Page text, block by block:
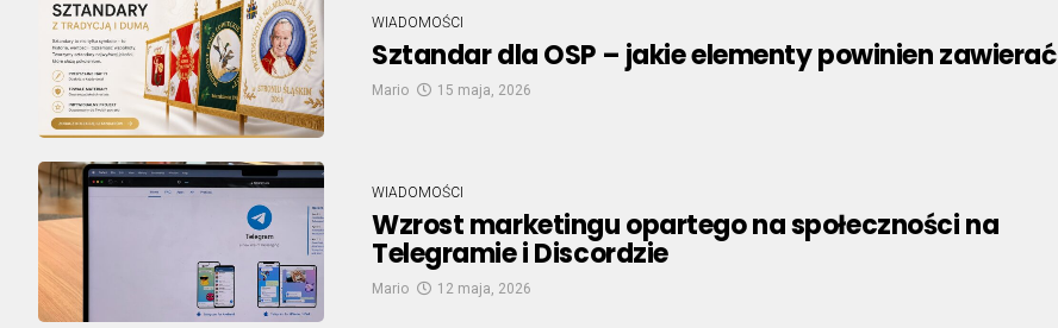
WIADOMOŚCI
Sztandar dla OSP – jakie elementy powinien zawierać
Mario 15 maja, 2026
WIADOMOŚCI
Wzrost marketingu opartego na społeczności na
Telegramie i Discordzie
Mario 12 maja, 2026